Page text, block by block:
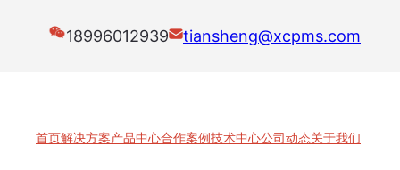
18996012939 tiansheng@xcpms.com
首页解决方案产品中心合作案例技术中心公司动态关于我们